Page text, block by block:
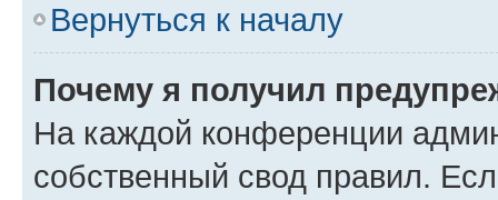
Вернуться к началу
Почему я получил
На каждой конференции
собственный свод правил.